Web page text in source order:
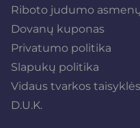
Riboto judumo
Dovanų kuponas
Privatumo politika
Slapukų politika
Vidaus tvarkos taisyklės
D.U.K.